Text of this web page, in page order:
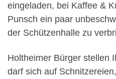
eingeladen, bei Kaffee &
Punsch ein paar
der Schützenhalle zu
Holtheimer Bürger stellen
darf sich auf